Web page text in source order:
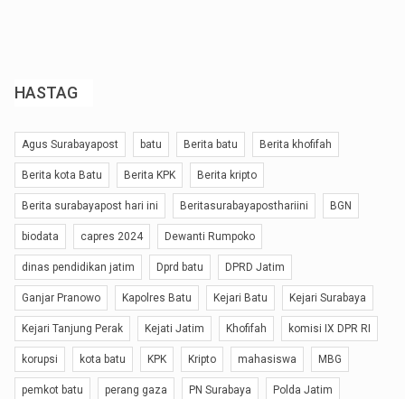
HASTAG
Agus Surabayapost batu Berita batu Berita khofifah
Berita kota Batu Berita KPK Berita kripto
Berita surabayapost hari ini Beritasurabayaposthariini BGN
biodata capres 2024 Dewanti Rumpoko
dinas pendidikan jatim Dprd batu DPRD Jatim
Ganjar Pranowo Kapolres Batu Kejari Batu Kejari Surabaya
Kejari Tanjung Perak Kejati Jatim Khofifah komisi IX DPR RI
korupsi kota batu KPK Kripto mahasiswa MBG
pemkot batu perang gaza PN Surabaya Polda Jatim